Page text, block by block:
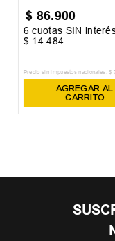
$ 86.900
6 cuotas SIN
$ 14.484
Precio sin impuestos nacionales: $
AGREGAR AL
CARRITO